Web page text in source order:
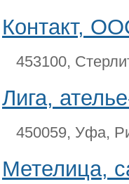
Контакт,
453100,
Лига,
450059, Уфа,
Метелица,